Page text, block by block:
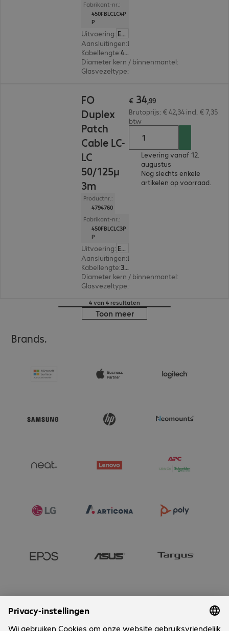
Fabrikant-nr.:
450FBLCLC4P
P
Uitvoering: Europa
Aansluitingen:
Kabellengte: 4 m
Diameter kern / binnenmantel:
Glasvezeltype:
FO
Duplex
Patch
Cable LC-
LC
50/125µ
3m
Productnr.:
4794760
Fabrikant-nr.:
450FBLCLC3P
P
Uitvoering: Europa
Aansluitingen:
Kabellengte: 3 m
Diameter kern / binnenmantel:
Glasvezeltype:
€ 34,99
Brutoprijs: € 42,34 incl. € 7,35
btw
Levering vanaf 12.
augustus
Nog slechts enkele
artikelen op voorraad.
4 van 4 resultaten
Toon meer
Brands.